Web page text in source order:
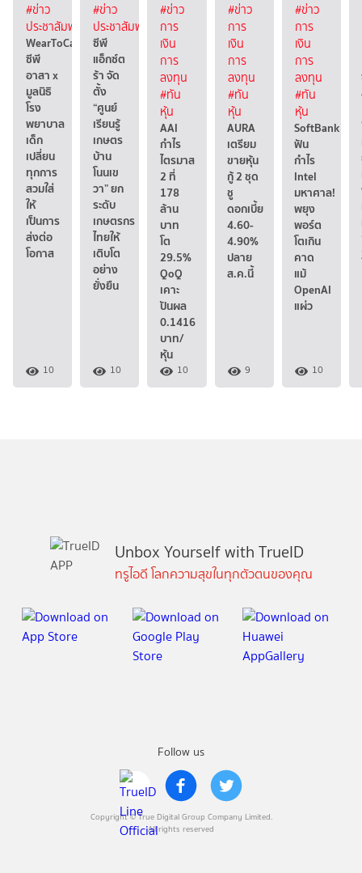
#ข่าว
ประชาสัมพันธ์
WearToCare
ซีพี
อาสา x
มูลนิธิ
โรง
พยาบาล
เด็ก
เปลี่ยน
ทุกการ
สวมใส่
ให้
เป็นการ
ส่งต่อ
โอกาส
10
#ข่าว
ประชาสัมพันธ์
ซีพี
แอ็กซ์ต
ร้า จัด
ตั้ง
“ศูนย์
เรียนรู้
เกษตร
บ้าน
โนนเข
วา” ยก
ระดับ
เกษตรกร
ไทยให้
เติบโต
อย่าง
ยั่งยืน
10
#ข่าว
การ
เงิน
การ
ลงทุน
#ทัน
หุ้น
AAI
กำไร
ไตรมาส
2 ที่
178
ล้าน
บาท
โต
29.5%
QoQ
เคาะ
ปันผล
0.1416
บาท/
หุ้น
10
#ข่าว
การ
เงิน
การ
ลงทุน
#ทัน
หุ้น
AURA
เตรียม
ขายหุ้น
กู้ 2 ชุด
ชู
ดอกเบี้ย
4.60-
4.90%
ปลาย
ส.ค.นี้
9
#ข่าว
การ
เงิน
การ
ลงทุน
#ทัน
หุ้น
SoftBank
ฟัน
กำไร
Intel
มหาศาล!
พยุง
พอร์ต
โตเกิน
คาด
แม้
OpenAI
แผ่ว
10
Follow us
Copyright © True Digital Group Company Limited.
All rights reserved
Unbox Yourself with TrueID
ทรูไอดี โลกความสุขในทุกตัวตนของคุณ